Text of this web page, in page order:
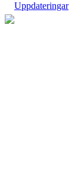
Uppdateringar